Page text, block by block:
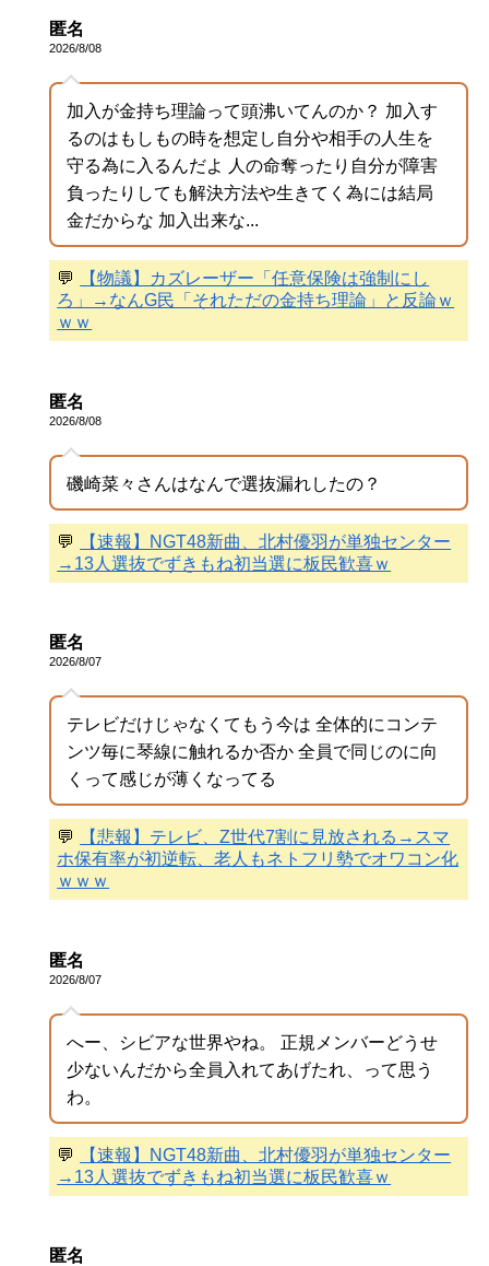
匿名
2026/8/08
加入が金持ち理論って頭沸いてんのか？ 加入す
るのはもしもの時を想定し自分や相手の人生を
守る為に入るんだよ 人の命奪ったり自分が障害
負ったりしても解決方法や生きてく為には結局
金だからな 加入出来な...
💬
【物議】カズレーザー「任意保険は強制にし
ろ」→なんG民「それただの金持ち理論」と反論ｗ
ｗｗ
匿名
2026/8/08
磯崎菜々さんはなんで選抜漏れしたの？
💬
【速報】NGT48新曲、北村優羽が単独センター
→13人選抜でずきもね初当選に板民歓喜ｗ
匿名
2026/8/07
テレビだけじゃなくてもう今は 全体的にコンテ
ンツ毎に琴線に触れるか否か 全員で同じのに向
くって感じが薄くなってる
💬
【悲報】テレビ、Z世代7割に見放される→スマ
ホ保有率が初逆転、老人もネトフリ勢でオワコン化
ｗｗｗ
匿名
2026/8/07
へー、シビアな世界やね。 正規メンバーどうせ
少ないんだから全員入れてあげたれ、って思う
わ。
💬
【速報】NGT48新曲、北村優羽が単独センター
→13人選抜でずきもね初当選に板民歓喜ｗ
匿名